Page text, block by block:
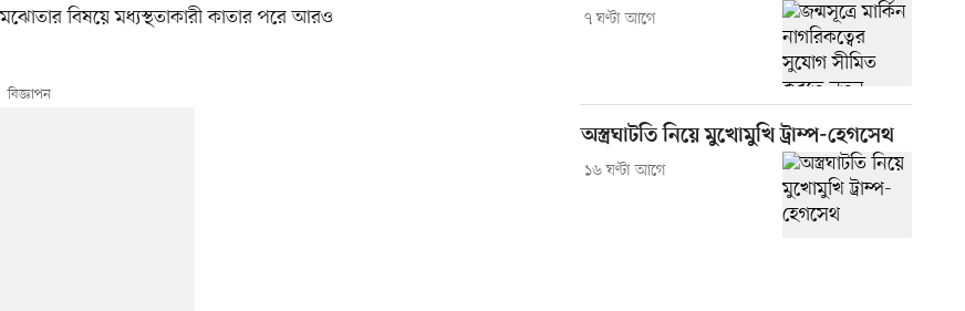
বিষয়ে মধ্যস্থতাকারী কাতার পরে আরও
৭ ঘণ্টা আগে
অস্ত্রঘাটতি নিয়ে মুখোমুখি ট্রাম্প-হেগসেথ
১৬ ঘণ্টা আগে